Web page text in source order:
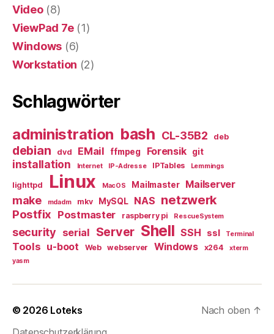
Video(8)
ViewPad 7e(1)
Windows (6)
Workstation (2)
Schlagwörter
administration bash CL-35B2 deb
debian dvd EMail ffmpeg Forensik git
installation Internet IP-Adresse IPTables Lemmings
lighttpd Linux MacOS Mailmaster Mailserver
make mdadm mkv MySQL NAS netzwerk
Postfix Postmaster raspberry pi RescueSystem
security serial Server Shell SSH ssl Terminal
Tools u-boot Web webserver Windows x264
xterm
yasm
© 2026 Loteks
Nach oben ↑